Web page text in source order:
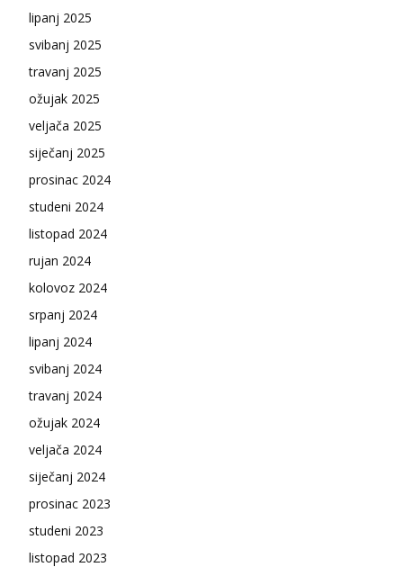
lipanj 2025
svibanj 2025
travanj 2025
ožujak 2025
veljača 2025
siječanj 2025
prosinac 2024
studeni 2024
listopad 2024
rujan 2024
kolovoz 2024
srpanj 2024
lipanj 2024
svibanj 2024
travanj 2024
ožujak 2024
veljača 2024
siječanj 2024
prosinac 2023
studeni 2023
listopad 2023